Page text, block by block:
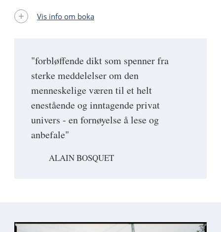
"forbløffende dikt som spenner fra
sterke meddelelser om den
menneskelige væren til et helt
enestående og inntagende privat
univers - en fornøyelse å lese og
anbefale"
ALAIN BOSQUET
Vis info om boka